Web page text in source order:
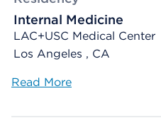
Internal Medicine
LAC+USC Medical Center
Los Angeles , CA
Read More